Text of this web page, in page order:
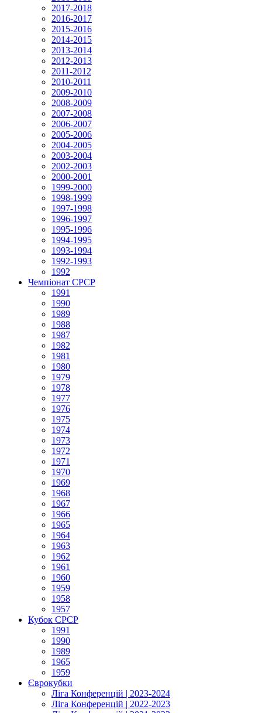
2017-2018
2016-2017
2015-2016
2014-2015
2013-2014
2012-2013
2011-2012
2010-2011
2009-2010
2008-2009
2007-2008
2006-2007
2005-2006
2004-2005
2003-2004
2002-2003
2000-2001
1999-2000
1998-1999
1997-1998
1996-1997
1995-1996
1994-1995
1993-1994
1992-1993
1992
Чемпіонат СРСР
1991
1990
1989
1988
1987
1982
1981
1980
1979
1978
1977
1976
1975
1974
1973
1972
1971
1970
1969
1968
1967
1966
1965
1964
1963
1962
1961
1960
1959
1958
1957
Кубок СРСР
1991
1990
1989
1965
1959
Єврокубки
Ліга Конференцій | 2023-2024
Ліга Конференцій | 2022-2023